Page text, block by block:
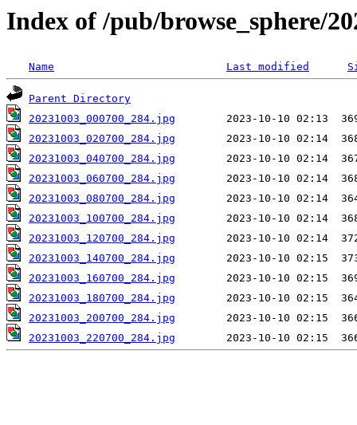
Index of /pub/browse_sphere/
Name Last modified
Parent Directory
20231003_000700_284.jpg
20231003_020700_284.jpg
20231003_040700_284.jpg
20231003_060700_284.jpg
20231003_080700_284.jpg
20231003_100700_284.jpg
20231003_120700_284.jpg
20231003_140700_284.jpg
20231003_160700_284.jpg
20231003_180700_284.jpg
20231003_200700_284.jpg
20231003_220700_284.jpg